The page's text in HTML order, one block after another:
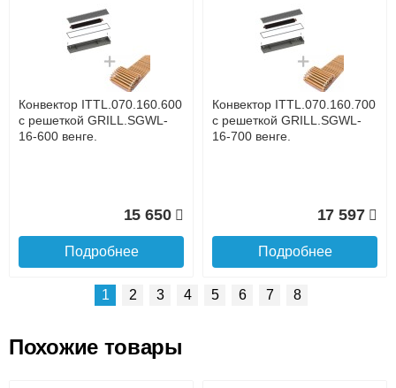
Доставка сантехники по Москве и Московской области
Наличный расчёт
Банковской картой на сайте в режиме реального
времени
Банковской картой при получении товара как при
доставке, так и самовывозом
Интернет-деньгами (Yandex-деньги, Web-money,
Qiwi-кошельки и другие).
Безналичный расчёт (возможно и с НДС)
Конвектор ITTL.070.160.600
с решеткой GRILL.SGWL-
16-600 венге.
15 650
Подробнее
Конвектор ITTL.070.160.700
с решеткой GRILL.SGWL-
16-700 венге.
17 597
Подробнее
1 2 3 4 5 6 7 8
Похожие товары